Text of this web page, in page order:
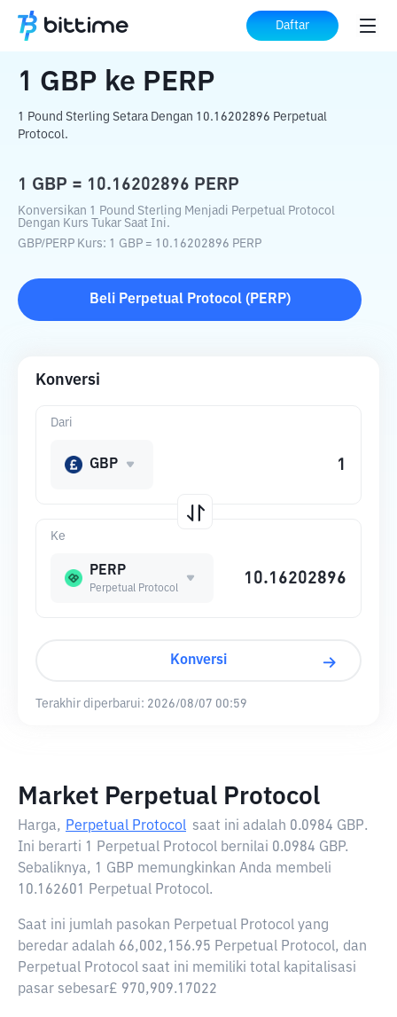
Daftar
Beranda Konverter Kripto ke PERP
1 GBP ke PERP
1 Pound Sterling Setara Dengan 10.16202896 Perpetual
Protocol.
1 GBP = 10.16202896 PERP
Konversikan 1 Pound Sterling Menjadi Perpetual Protocol
Dengan Kurs Tukar Saat Ini.
GBP/PERP Kurs: 1 GBP = 10.16202896 PERP
Beli Perpetual Protocol( PERP)
Konversi
Ke
PERP
Perpetual Protocol
Dari
GBP
Konversi
Terakhir diperbarui: 2026/08/07 00:59
Market Perpetual Protocol
Harga, Perpetual Protocol saat ini adalah 0.0984 GBP.
Ini berarti 1 Perpetual Protocol bernilai 0.0984 GBP.
Sebaliknya, 1 GBP memungkinkan Anda membeli
10.162601 Perpetual Protocol.
Saat ini jumlah pasokan Perpetual Protocol yang
beredar adalah 66,002,156.95 Perpetual Protocol, dan
Perpetual Protocol saat ini memiliki total kapitalisasi
pasar sebesar£ 970,909.17022